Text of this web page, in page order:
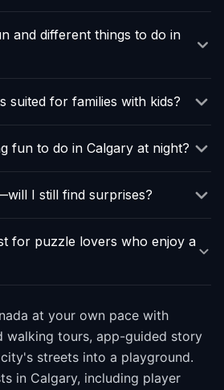
and different things to do in
suited for families with kids?
fun to do in Calgary at night?
I still find surprises?
for puzzle lovers who enjoy a
at your own pace with
walking tours, app-guided story
streets into a playground.
in Calgary, including player